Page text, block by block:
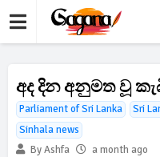
අද දින අනුමත වූ
Parliament of Sri Lanka Sri
Sinhala news
By Ashfa
a month ago